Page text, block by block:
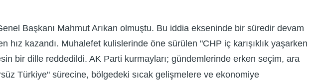
Başkanı Mahmut Arıkan olmuştu. Bu iddia ekseninde bir süredir devam
hız kazandı. Muhalefet kulislerinde öne sürülen "CHP iç karışıklık yaşarken
bir dille reddedildi. AK Parti kurmayları; gündemlerinde erken seçim, ara
Türkiye" sürecine, bölgedeki sıcak gelişmelere ve ekonomiye